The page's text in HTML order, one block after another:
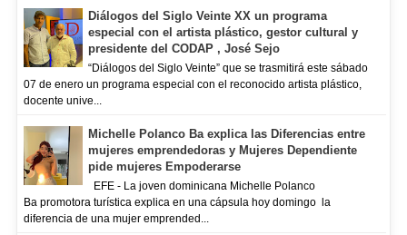
Diálogos del Siglo Veinte XX un programa
especial con el artista plástico, gestor cultural y
presidente del CODAP , José Sejo
“Diálogos del Siglo Veinte” que se trasmitirá este sábado
07 de enero un programa especial con el reconocido artista plástico,
docente unive...
Michelle Polanco Ba explica las Diferencias entre
mujeres emprendedoras y Mujeres Dependiente
pide mujeres Empoderarse
EFE - La joven dominicana Michelle Polanco
Ba promotora turística explica en una cápsula hoy domingo la
diferencia de una mujer emprended...